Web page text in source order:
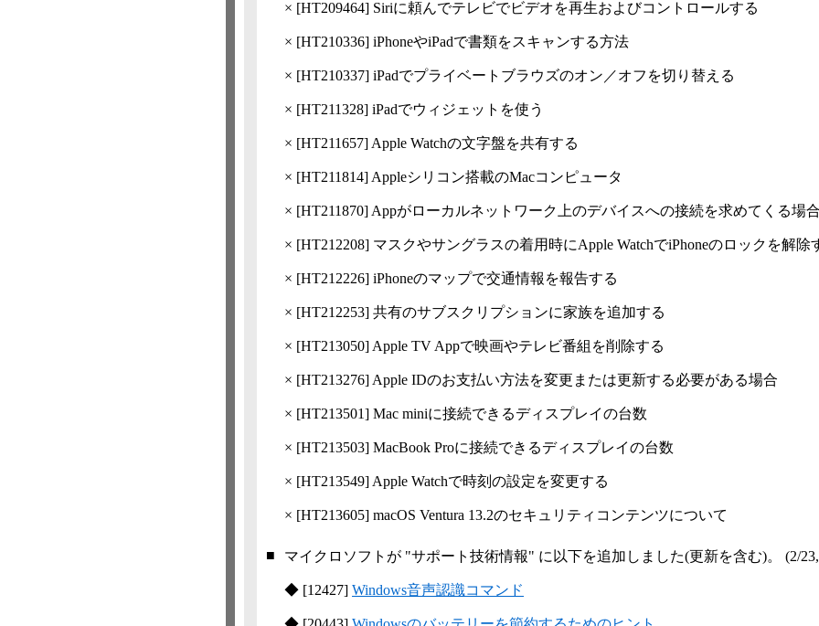
× [HT209464] Siriに頼んでテレビでビデオを再生およびコントロールする
× [HT210336] iPhoneやiPadで書類をスキャンする方法
× [HT210337] iPadでプライベートブラウズのオン／オフを切り替える
× [HT211328] iPadでウィジェットを使う
× [HT211657] Apple Watchの文字盤を共有する
× [HT211814] Appleシリコン搭載のMacコンピュータ
× [HT211870] Appがローカルネットワーク上のデバイスへの接続を求めてくる場合
× [HT212208] マスクやサングラスの着用時にApple WatchでiPhoneのロックを解除
× [HT212226] iPhoneのマップで交通情報を報告する
× [HT212253] 共有のサブスクリプションに家族を追加する
× [HT213050] Apple TV Appで映画やテレビ番組を削除する
× [HT213276] Apple IDのお支払い方法を変更または更新する必要がある場合
× [HT213501] Mac miniに接続できるディスプレイの台数
× [HT213503] MacBook Proに接続できるディスプレイの台数
× [HT213549] Apple Watchで時刻の設定を変更する
× [HT213605] macOS Ventura 13.2のセキュリティコンテンツについて
■ マイクロソフトが "サポート技術情報" に以下を追加しました(更新を含む)。 (2/
◆ [12427] Windows音声認識コマンド